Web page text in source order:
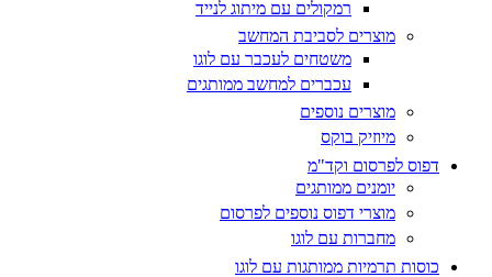
רמקולים עם מיתוג לנייד
מוצרים לסביבת המחשב
משטחים לעכבר עם לוגו
עכברים למחשב ממותגים
מוצרים נוספים
מיוזיק בוקס
דפוס לפרסום וקד"מ
יומנים ממותגים
מוצרי דפוס נוספים לפרסום
מחברות עם לוגו
כוסות תרמיות ממותגות עם לוגו